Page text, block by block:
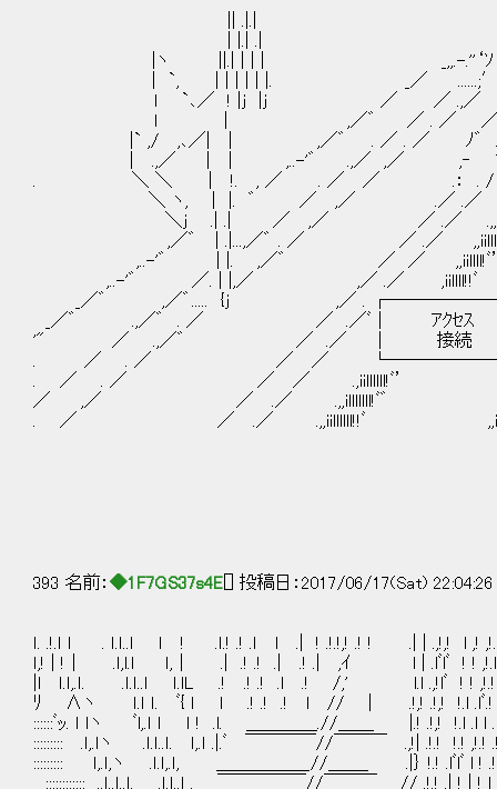
|ヽ ||.| | | | _,,.-.''‘ｿ ／
| `, | | | | | |. _／
l `､／ ! |j |j ／ ／ .,／
l | ,／゛ ／ . ／ ／ﾞ
|` ,/ ,､／| | ,／゛ . ／ . ／
| .,／ | | ,..-'゛ .,／ ,／ ,‐
. ＼ ＼ | !. , ／ . ／ ／ .： .
＼ ヽ, | |. ゛ ／ ,／ .／ .
＼j .| .| ／ ,／ ／ .／
,／゛ | .|...,／゛ . ／ ／ .
,..-'゛ | |. ,／゛ ／ ／
,..-'゛ ／. | |,／ ,／ .／
_／゛ ,／゛..... {j ,／ .
_／゛ .,／゛ . ／ ／ .／ﾞ│ ｱ
'" ／ .,／゛ ／ .／ │ 接続
. ／ . ／ ／ ／ └───────┘
. ／ . ／ ／ ／ .,iillllll!ﾞ’
／ ,／ ／ .／ .,,illlllll!ﾞ
. ／ ／ .／ .,,iillllll!!ﾞ
393 名前： ◆1F7GS37s4E [] 投稿日：2017/06/17(Sat)
ｌ. .!.ｌ ｌ . ｌ.ｌ..ｌ ｌ ! .ｌ.! .! .ｌ l .| ! .!.!,! .! ! .| |
ｌ,! | !│ .ｌ,l.ｌ ｌ,│ .| .! .! .| .! .| ,ｲ l | .lﾞlﾞ ! !
|l ｌ.ｌ,.ｌ. .ｌ.ｌ..ｌ ｌ.lL .! .! .! .l .! /,' l.l .,!lﾞ ! !
ﾘ Λヽ ｌ.ｌ ｌ. ﾞ{ ｌ l .! .! .! l // | .!,! .!,! !.l .lﾞ.!
::::::ﾞｯ. ｌ ｌヽ ﾞl,.ｌ ｌ ｌ ! .l. ＿＿＿＿.//＿＿ |.!
::::::::: .ｌ,.ｌヽ .ｌ.ｌ..ｌ. ｌ,.ｌ .|.ﾞ ￣￣￣￣//￣￣￣ .,!|
::::::::: ｌ,.ｌ,ヽ .ｌ.ｌ,.ｌ, ＿＿＿＿＿_//＿＿_ .|｝ !.!
:::::::::::: ..ｌ..ｌ..ｌ. .ｌ.ｌ..ｌ . ￣￣￣￣￣//￣￣￣ // .!.!